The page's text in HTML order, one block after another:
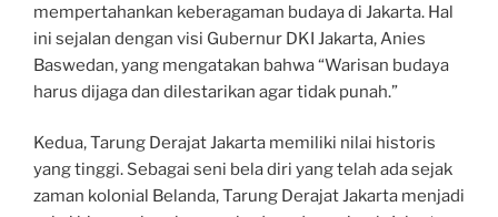
mempertahankan keberagaman budaya di Jakarta. Hal
ini sejalan dengan visi Gubernur DKI Jakarta, Anies
Baswedan, yang mengatakan bahwa “Warisan budaya
harus dijaga dan dilestarikan agar tidak punah.”
Kedua, Tarung Derajat Jakarta memiliki nilai historis
yang tinggi. Sebagai seni bela diri yang telah ada sejak
zaman kolonial Belanda, Tarung Derajat Jakarta menjadi